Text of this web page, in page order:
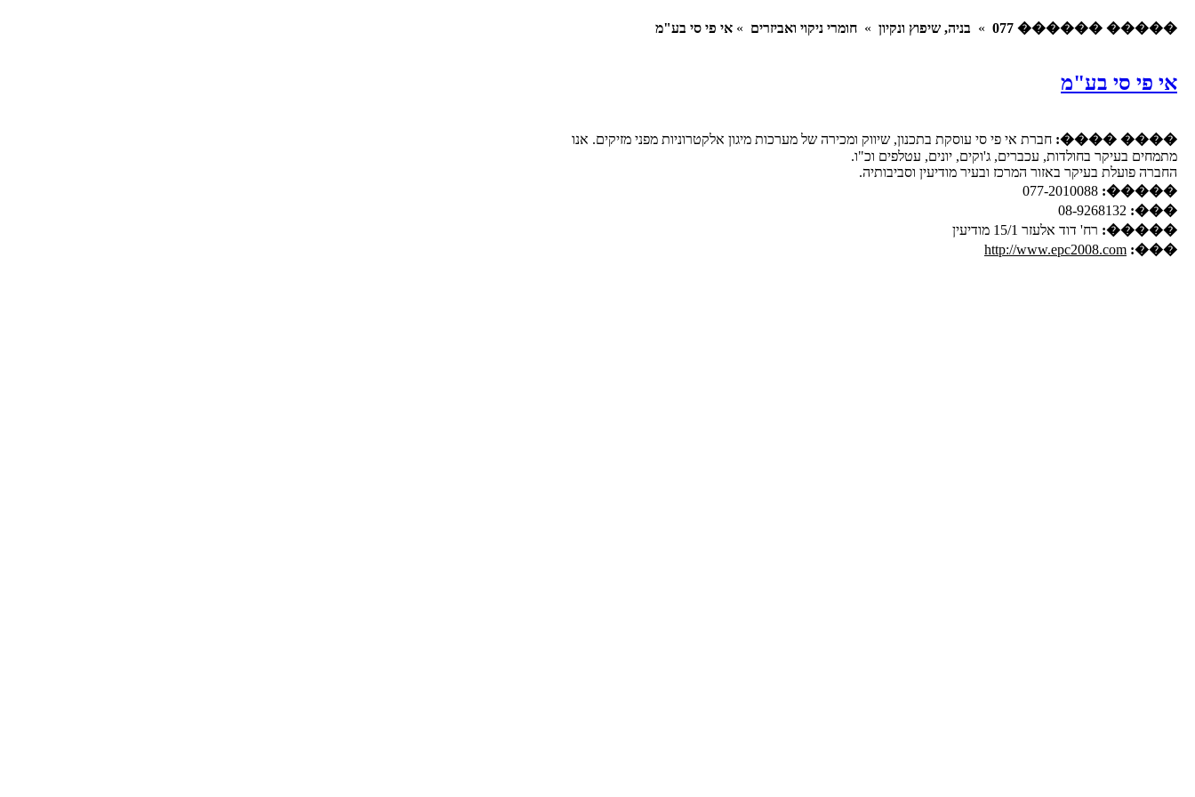
����� ������ 077
» בניה, שיפוץ ונקיון » חומרי ניקוי ואביזרים » אי פי סי בע"מ
אי פי סי בע"מ
���� ����: חברת אי פי סי עוסקת בתכנון, שיווק ומכירה של מערכות מיגון אלקטרוניות מפני מזיקים. אנו
מתמחים בעיקר בחולדות, עכברים, ג'וקים, יונים, עטלפים וכ"ו.
החברה פועלת בעיקר באזור המרכז ובעיר מודיעין וסביבותיה.
�����:
077-2010088
���:
08-9268132
�����: רח' דוד אלעזר 15/1 מודיעין
���:
http://www.epc2008.com